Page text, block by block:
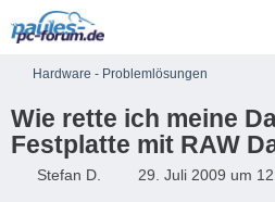
Hardware - Problemlösungen
Wie rette ich meine
Festplatte mit RAW
Stefan D. 29. Juli 2009 um